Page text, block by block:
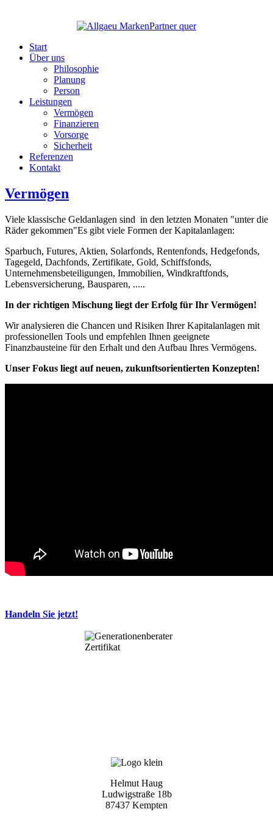
Start
Über uns
Philosophie
Planung
Person
Leistungen
Vermögen
Finanzieren
Vorsorge
Sicherheit
Referenzen
Kontakt
Vermögen
Viele klassische Geldanlagen sind in den letzten Monaten "unter die
Räder gekommen"Es gibt viele Formen der Kapitalanlagen:
Sparbuch, Futures, Aktien, Solarfonds, Rentenfonds, Hedgefonds,
Tagegeld, Dachfonds, Zertifikate, Gold, Schiffsfonds,
Unternehmensbeteiligungen, Immobilien, Windkraftfonds,
Lebensversicherung, Bausparen, .....
In der richtigen Mischung liegt der Erfolg für Ihr Vermögen!
Wir analysieren die Chancen und Risiken Ihrer Kapitalanlagen mit
professionellen Tools und empfehlen Ihnen geeignete
Finanzbausteine für den Erhalt und den Aufbau Ihres Vermögens.
Unser Fokus liegt auf neuen, zukunftsorientierten Konzepten!
Handeln Sie jetzt!
Helmut Haug
Ludwigstraße 18b
87437 Kempten